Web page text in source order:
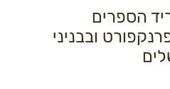
הספרים
ובבניני